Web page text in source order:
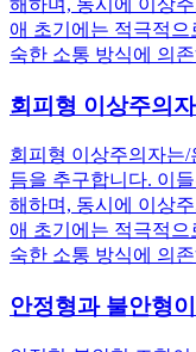
해하며, 동시에 이상
애 초기에는 적극적
숙한 소통 방식에 의
회피형 이상주의
회피형 이상주의자는/
듬을 추구합니다. 이
해하며, 동시에 이상
애 초기에는 적극적
숙한 소통 방식에 의
안정형과 불안형